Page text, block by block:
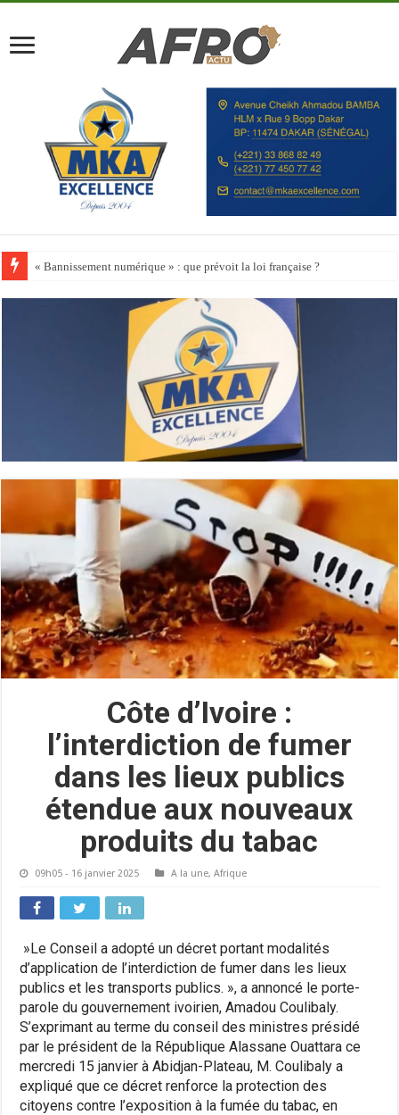
Happy City Index 2026 : aucune ville africaine parmi les 200 premières
Côte d’Ivoire :
l’interdiction de fumer
dans les lieux publics
étendue aux nouveaux
produits du tabac
09h05 - 16 janvier 2025 A la une,Afrique
»Le Conseil a adopté un décret portant modalités
d’application de l’interdiction de fumer dans les lieux
publics et les transports publics. », a annoncé le porte-
parole du gouvernement ivoirien, Amadou Coulibaly.
S’exprimant au terme du conseil des ministres présidé
par le président de la République Alassane Ouattara ce
mercredi 15 janvier à Abidjan-Plateau, M. Coulibaly a
expliqué que ce décret renforce la protection des
citoyens contre l’exposition à la fumée du tabac, en